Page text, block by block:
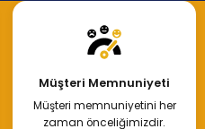
Müşteri Memnuniyeti
Müşteri memnuniyetini her
zaman önceliğimizdir.